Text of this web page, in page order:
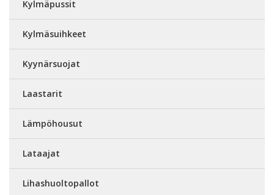
Kylmäpussit
Kylmäsuihkeet
Kyynärsuojat
Laastarit
Lämpöhousut
Lataajat
Lihashuoltopallot